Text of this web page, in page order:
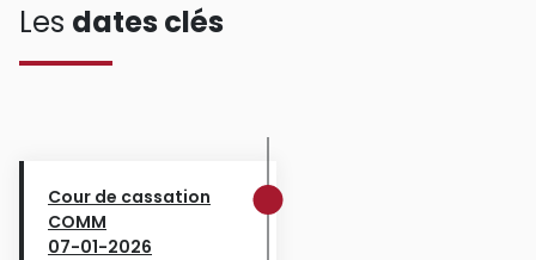
Les dates clés
Cour de cassation
COMM
07-01-2026